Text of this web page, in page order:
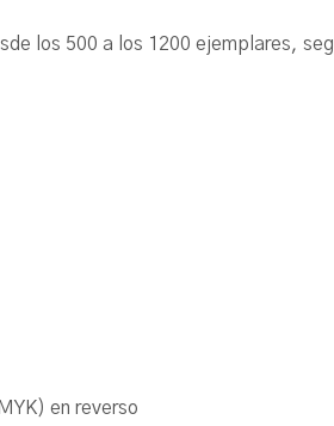
los 500 a los 1200 ejemplares,
en reverso